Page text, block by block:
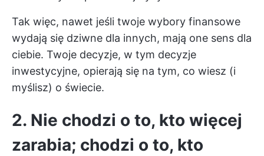
Tak więc, nawet jeśli twoje wybory finansowe
wydają się dziwne dla innych, mają one sens dla
ciebie. Twoje decyzje, w tym decyzje
inwestycyjne, opierają się na tym, co wiesz (i
myślisz) o świecie.
2. Nie chodzi o to, kto więcej
zarabia; chodzi o to, kto